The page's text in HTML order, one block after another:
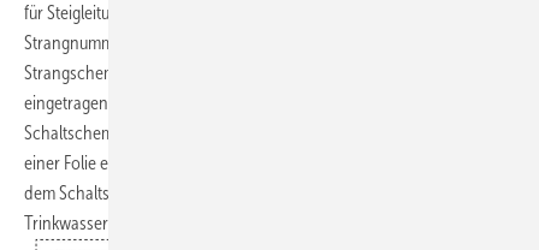
für Steigleitungen, erstellt werden (
Strangnummern müssen in den Bestandsplänen, wie einem
Strangschema oder einem Grundrissplan, mit Leitungsverlauf
eingetragen sein. Für größere Trinkwasserinstallationen können
Schaltschemen erforderlich sein, die in einer „Sanitärzentrale“ in
einer Folie eingeschweißt an einer Wand angebracht werden. Aus
dem Schaltschema muss der prinzipielle Aufbau der
Trinkwasserinstallation hervorgehen.